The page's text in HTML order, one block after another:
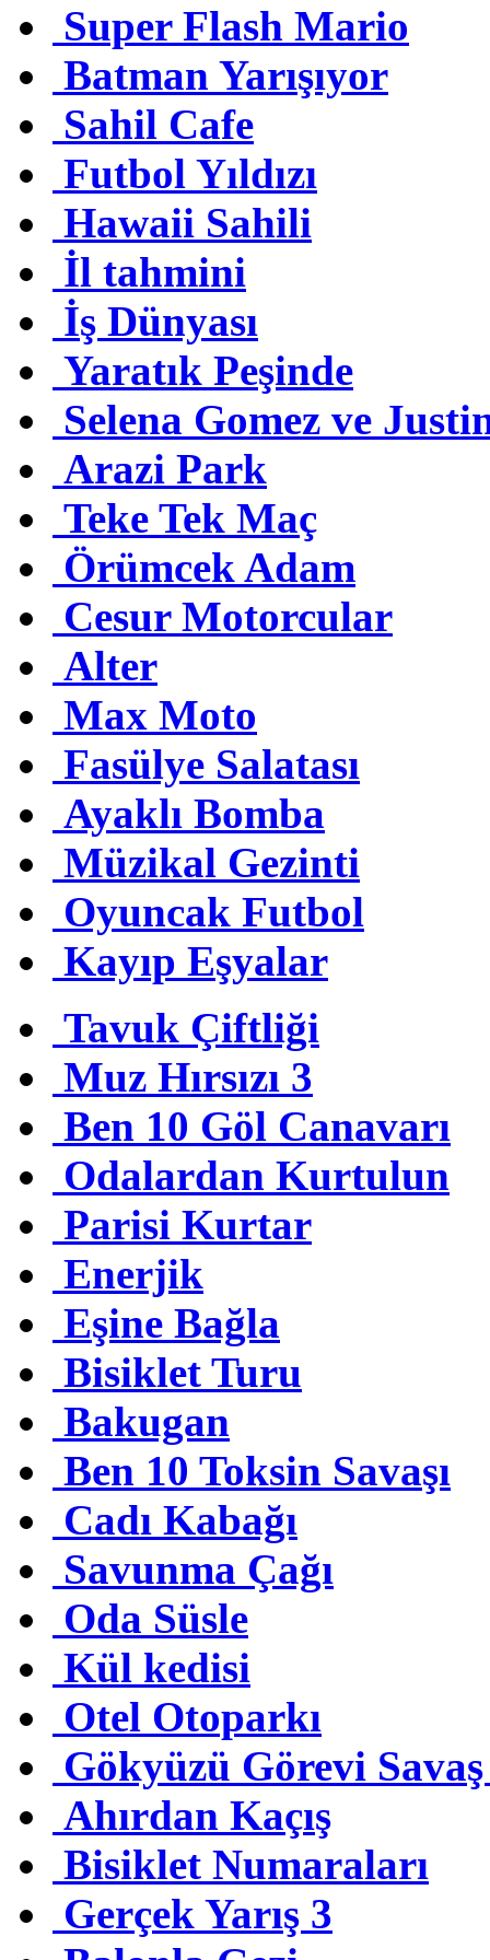
Super Flash Mario
Batman Yarışıyor
Sahil Cafe
Futbol Yıldızı
Hawaii Sahili
İl tahmini
İş Dünyası
Yaratık Peşinde
Selena Gomez ve
Arazi Park
Teke Tek Maç
Örümcek Adam
Cesur Motorcular
Alter
Max Moto
Fasülye Salatası
Ayaklı Bomba
Müzikal Gezinti
Oyuncak Futbol
Kayıp Eşyalar
Tavuk Çiftliği
Muz Hırsızı 3
Ben 10 Göl Canavarı
Odalardan Kurtulun
Parisi Kurtar
Enerjik
Eşine Bağla
Bisiklet Turu
Bakugan
Ben 10 Toksin Savaşı
Cadı Kabağı
Savunma Çağı
Oda Süsle
Kül kedisi
Otel Otoparkı
Gökyüzü Görevi
Ahırdan Kaçış
Bisiklet Numaraları
Gerçek Yarış 3